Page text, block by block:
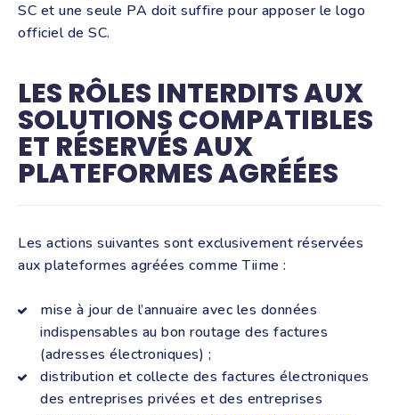
SC et une seule PA doit suffire pour apposer le logo
officiel de SC.
LES RÔLES INTERDITS AUX
SOLUTIONS COMPATIBLES
ET RÉSERVÉS AUX
PLATEFORMES AGRÉÉES
Les actions suivantes sont exclusivement réservées
aux plateformes agréées comme Tiime :
mise à jour de l’annuaire avec les données
indispensables au bon routage des factures
(adresses électroniques) ;
distribution et collecte des factures électroniques
des entreprises privées et des entreprises